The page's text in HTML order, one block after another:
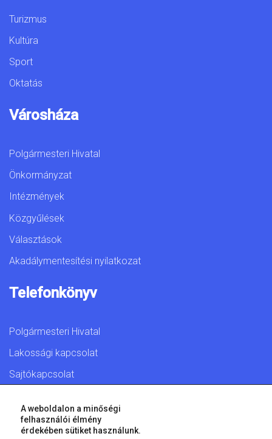
Turizmus
Kultúra
Sport
Oktatás
Városháza
Polgármesteri Hivatal
Önkormányzat
Intézmények
Közgyűlések
Választások
Akadálymentesítési nyilatkozat
Telefonkönyv
Polgármesteri Hivatal
Lakossági kapcsolat
Sajtókapcsolat
© 2026 Győr Megyei Jogú Város • Minden jog fenntartva!
A weboldalon a minőségi
felhasználói élmény
érdekében sütiket használunk.